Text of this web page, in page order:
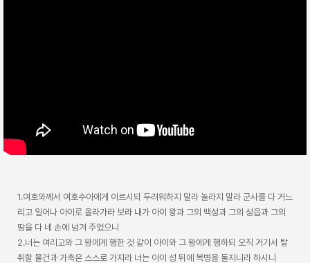
1.여호와께서 여호수아에게 이르시되 두려워하지 말라 놀라지 말라 군사를 다 거느
리고 일어나 아이로 올라가라 보라 내가 아이 왕과 그의 백성과 그의 성읍과 그의
땅을 다 네 손에 넘겨 주었으니
2.너는 여리고와 그 왕에게 행한 것 같이 아이와 그 왕에게 행하되 오직 거기서 탈
취할 물건과 가축은 스스로 가지라 너는 아이 성 뒤에 복병을 둘지니라 하시니